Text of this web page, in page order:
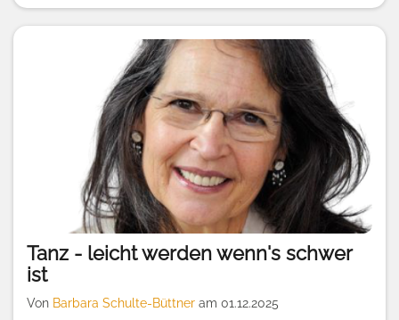
Tanz - leicht werden wenn's schwer
ist
Von Barbara Schulte-Büttner am 01.12.2025